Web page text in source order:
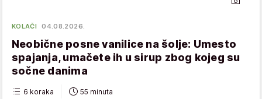
KOLAČI 04.08.2026.
Neobične posne vanilice na šolje: Umesto
spajanja, umačete ih u sirup zbog kojeg su
sočne danima
6 koraka 55 minuta